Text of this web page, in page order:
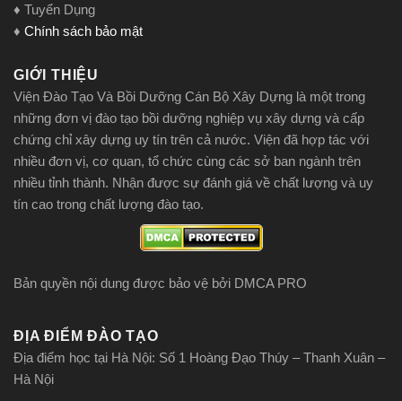
♦ Tuyển Dụng
♦ Chính sách bảo mật
GIỚI THIỆU
Viện Đào Tạo Và Bồi Dưỡng Cán Bộ Xây Dựng là một trong
những đơn vị đào tạo bồi dưỡng nghiệp vụ xây dựng và cấp
chứng chỉ xây dựng uy tín trên cả nước. Viện đã hợp tác với
nhiều đơn vị, cơ quan, tổ chức cùng các sở ban ngành trên
nhiều tỉnh thành. Nhận được sự đánh giá về chất lượng và uy
tín cao trong chất lượng đào tạo.
Bản quyền nội dung được bảo vệ bởi DMCA PRO
ĐỊA ĐIỂM ĐÀO TẠO
Địa điểm học tại Hà Nội: Số 1 Hoàng Đạo Thúy – Thanh Xuân –
Hà Nội